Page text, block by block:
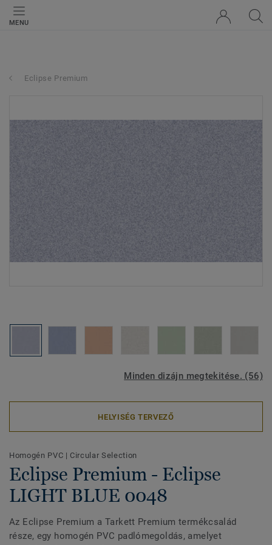
MENU
Eclipse Premium
Minden dizájn megtekitése. (56)
HELYISÉG TERVEZŐ
Homogén PVC | Circular Selection
Eclipse Premium - Eclipse
LIGHT BLUE 0048
Az Eclipse Premium a Tarkett Premium termékcsalád
része, egy homogén PVC padlómegoldás, amelyet